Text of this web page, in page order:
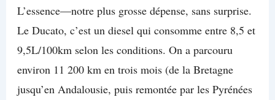
L’essence—notre plus grosse dépense, sans surprise.
Le Ducato, c’est un diesel qui consomme entre 8,5 et
9,5L/100km selon les conditions. On a parcouru
environ 11 200 km en trois mois (de la Bretagne
jusqu’en Andalousie, puis remontée par les Pyrénées